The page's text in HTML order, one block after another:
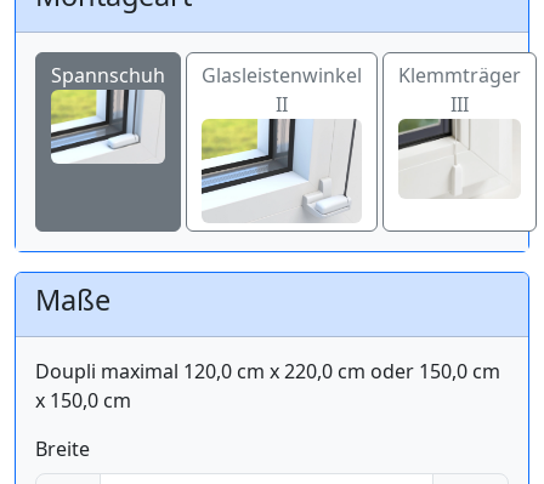
Spannschuh
Glasleistenwinkel
II
Klemmträger
III
Maße
Doupli maximal 120,0 cm x 220,0 cm oder 150,0 cm
x 150,0 cm
Breite